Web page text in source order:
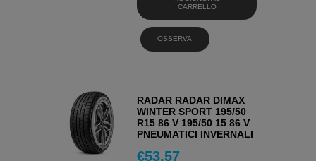
CARRELLO
OSSERVA
RADAR RADAR DIMAX
WINTER SPORT 195/50
R15 86 V 195/50 15 86 V
PNEUMATICI INVERNALI
€53,57